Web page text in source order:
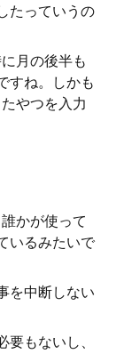
たっていうの
月の後半も
すね。しかも
やつを入力
かが使って
いるみたいで
を中断しない
もないし、